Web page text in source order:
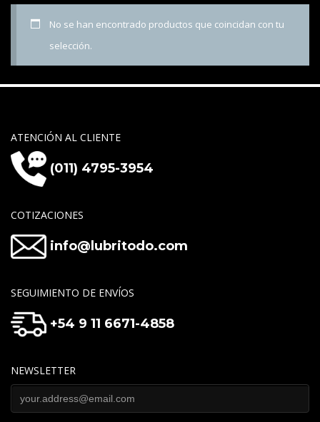
No se han encontrado productos que coincidan con tu
selección.
ATENCIÓN AL CLIENTE
(011) 4795-3954
COTIZACIONES
info@lubritodo.com
SEGUIMIENTO DE ENVÍOS
+54 9 11 6671-4858
NEWSLETTER